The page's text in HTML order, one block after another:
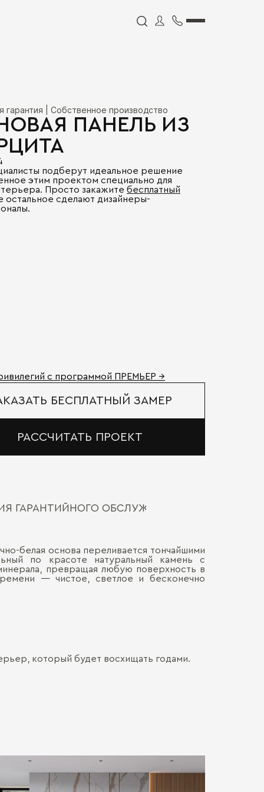
гарантия | Собственное производство
ПАНЕЛЬ ИЗ
подберут идеальное решение
этим проектом специально для
Просто закажите бесплатный
остальное сделают дизайнеры-
с программой ПРЕМЬЕР →
БЕСПЛАТНЫЙ ЗАМЕР
РАССЧИТАТЬ ПРОЕКТ
ГАРАНТИЙНОГО ОБСЛУЖИВАНИЯ
белая основа переливается тончайшими
по красоте натуральный камень с
превращая любую поверхность в
— чистое, светлое и бесконечно
который будет восхищать годами.